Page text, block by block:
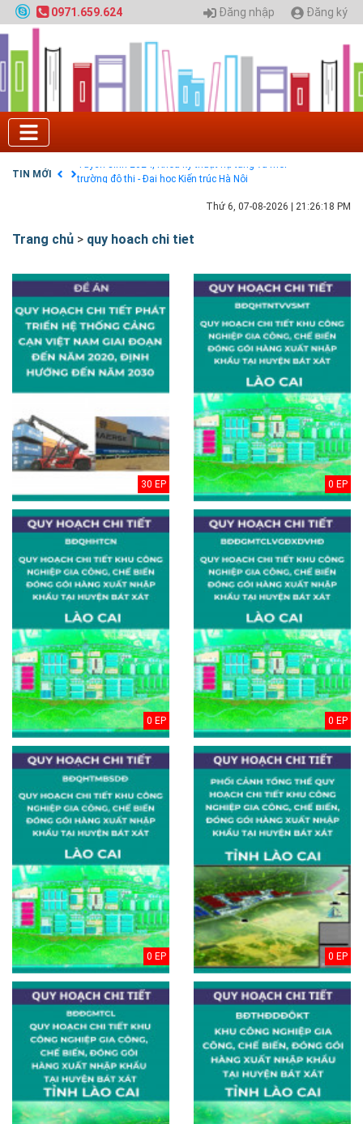
0971.659.624 Đăng nhập Đăng ký
TIN MỚI
Tuyển sinh 2025, Khoa kỹ thuật hạ tầng và môi
trường đô thị - Đại học Kiến trúc Hà Nội
Chính sách thanh toán
Điều khoản dịch vụ
Quy hoạch chung hệ thống đê điều thành phố Hà
GIAO LƯU TRỰC TUYẾN - TƯ VẤN TUYỂN SINH ĐẠI
SỐ 02
Thứ 6, 07-08-2026 21:26:19 PM
Trang chủ > quy hoach chi tiet
30 EP 0 EP
0 EP 0 EP
0 EP 0 EP